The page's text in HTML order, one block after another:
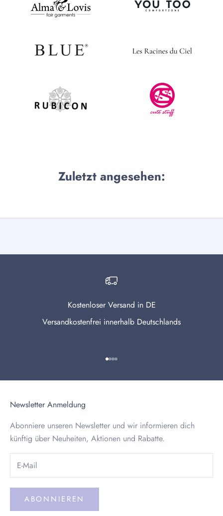
Zuletzt angesehen:
Kostenloser Versand in DE
Versandkostenfrei innerhalb Deutschlands
Gehe zu Element 1
Gehe zu Element 2
Gehe zu Element 3
Gehe zu Element 4
Newsletter Anmeldung
Abonniere unseren Newsletter und wir informieren dich
künftig über Neuheiten, Aktionen und Rabatte.
ABONNIEREN